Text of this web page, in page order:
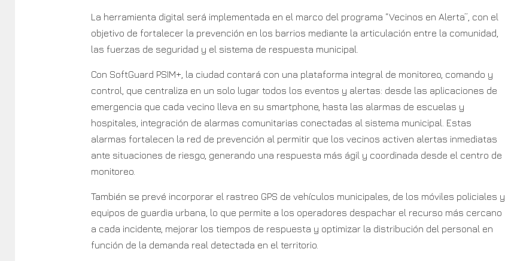
La herramienta digital será implementada en el marco del programa “Vecinos en Alerta”, con el
objetivo de fortalecer la prevención en los barrios mediante la articulación entre la comunidad,
las fuerzas de seguridad y el sistema de respuesta municipal.
Con SoftGuard PSIM+, la ciudad contará con una plataforma integral de monitoreo, comando y
control, que centraliza en un solo lugar todos los eventos y alertas: desde las aplicaciones de
emergencia que cada vecino lleva en su smartphone, hasta las alarmas de escuelas y
hospitales, integración de alarmas comunitarias conectadas al sistema municipal. Estas
alarmas fortalecen la red de prevención al permitir que los vecinos activen alertas inmediatas
ante situaciones de riesgo, generando una respuesta más ágil y coordinada desde el centro de
monitoreo.
También se prevé incorporar el rastreo GPS de vehículos municipales, de los móviles policiales y
equipos de guardia urbana, lo que permite a los operadores despachar el recurso más cercano
a cada incidente, mejorar los tiempos de respuesta y optimizar la distribución del personal en
función de la demanda real detectada en el territorio.